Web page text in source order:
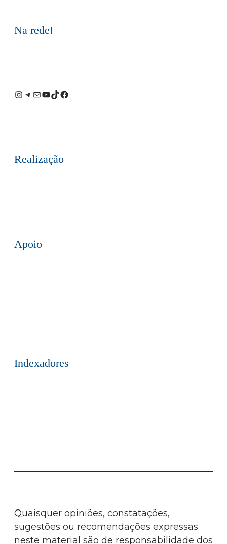
Na rede!
Instagram
Telegram
E-Youtube
TikTok
Facebook
Realização
Apoio
Indexadores
Quaisquer opiniões, constatações,
sugestões ou recomendações expressas
neste material são de responsabilidade dos